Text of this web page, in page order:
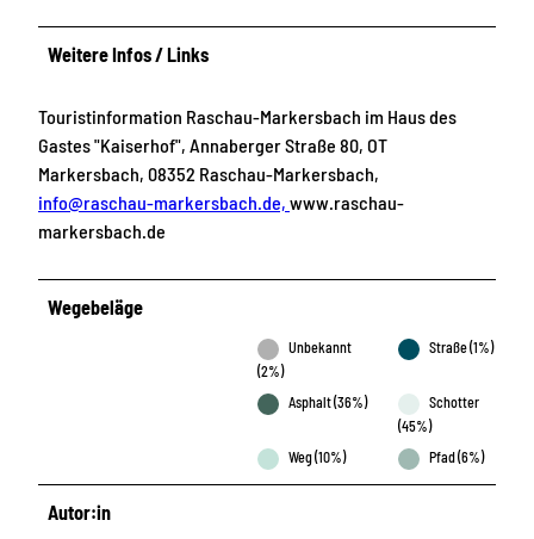
Weitere Infos / Links
Touristinformation Raschau-Markersbach im Haus des
Gastes "Kaiserhof", Annaberger Straße 80, OT
Markersbach, 08352 Raschau-Markersbach,
info@raschau-markersbach.de, www.raschau-
markersbach.de
Wegebeläge
Unbekannt
(2%)
Straße (1%)
Asphalt (36%)
Schotter
(45%)
Weg (10%)
Pfad (6%)
Autor:in